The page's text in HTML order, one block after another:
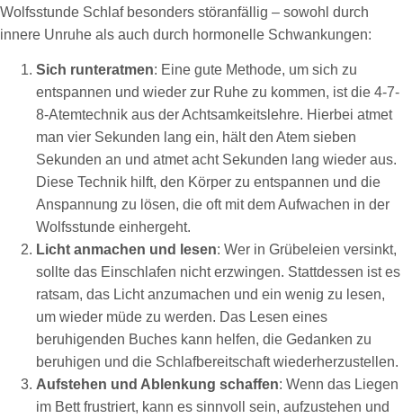
Wolfsstunde Schlaf besonders störanfällig – sowohl durch
innere Unruhe als auch durch hormonelle Schwankungen:
Sich runteratmen: Eine gute Methode, um sich zu
entspannen und wieder zur Ruhe zu kommen, ist die 4-7-
8-Atemtechnik aus der Achtsamkeitslehre. Hierbei atmet
man vier Sekunden lang ein, hält den Atem sieben
Sekunden an und atmet acht Sekunden lang wieder aus.
Diese Technik hilft, den Körper zu entspannen und die
Anspannung zu lösen, die oft mit dem Aufwachen in der
Wolfsstunde einhergeht.
Licht anmachen und lesen: Wer in Grübeleien versinkt,
sollte das Einschlafen nicht erzwingen. Stattdessen ist es
ratsam, das Licht anzumachen und ein wenig zu lesen,
um wieder müde zu werden. Das Lesen eines
beruhigenden Buches kann helfen, die Gedanken zu
beruhigen und die Schlafbereitschaft wiederherzustellen.
Aufstehen und Ablenkung schaffen: Wenn das Liegen
im Bett frustriert, kann es sinnvoll sein, aufzustehen und